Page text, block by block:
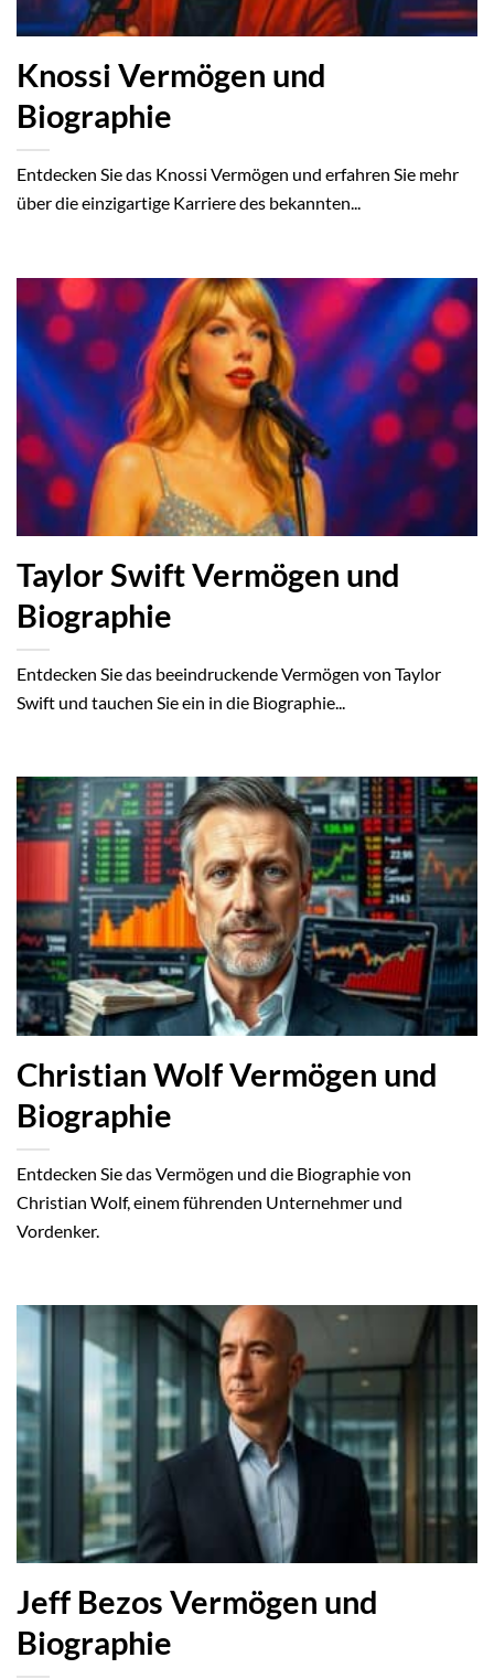
Knossi Vermögen und
Biographie
Entdecken Sie das Knossi Vermögen und erfahren Sie mehr
über die einzigartige Karriere des bekannten...
Taylor Swift Vermögen und
Biographie
Entdecken Sie das beeindruckende Vermögen von Taylor
Swift und tauchen Sie ein in die Biographie...
Christian Wolf Vermögen und
Biographie
Entdecken Sie das Vermögen und die Biographie von
Christian Wolf, einem führenden Unternehmer und
Vordenker.
Jeff Bezos Vermögen und
Biographie